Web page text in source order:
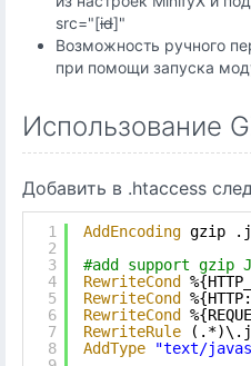
src="[id]"
Возможность ручного
при помощи запуска
Использование
Добавить в .htaccess
1
2
3
4
5
6
7
8
AddEncoding gzip
#add support gzip
RewriteCond
RewriteCond
RewriteCond
RewriteRule
AddType
"text/